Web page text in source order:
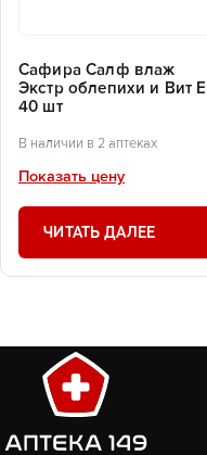
Сафира Салф влаж
Экстр облепихи и Вит Е
40 шт
В наличии в 2 аптеках
Показать цену
ЧИТАТЬ ДАЛЕЕ